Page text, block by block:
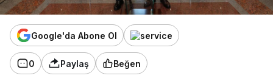
Google'da Abone Ol
0 Paylaş Beğen